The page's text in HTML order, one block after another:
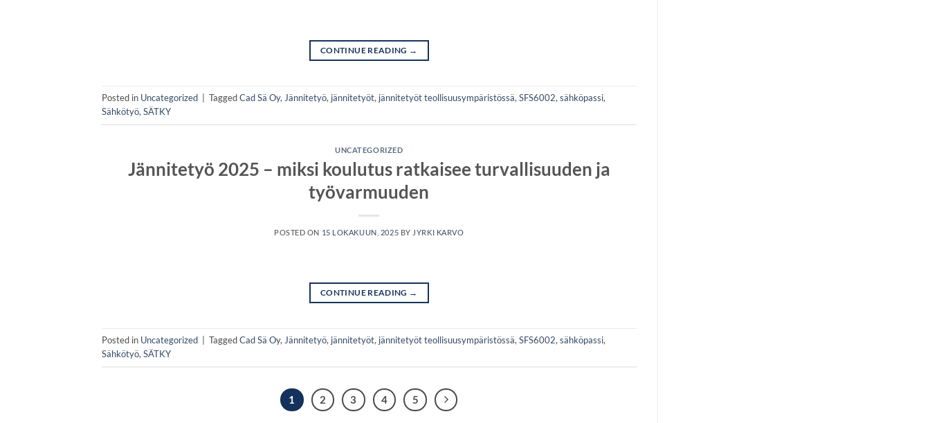
CONTINUE READING →
Posted in Uncategorized TaggedCad Sä Oy,Jännitetyö, jännitetyöt, jännitetyöt teollisuusympäristössä,SFS6002,sähköpassi,
Sähkötyö,SÄTKY
UNCATEGORIZED
Jännitetyö 2025 – miksi koulutus ratkaisee turvallisuuden ja
työvarmuuden
POSTED ON 15 LOKAKUUN, 2025 BY JYRKI KARVO
CONTINUE READING →
Posted in Uncategorized TaggedCad Sä Oy, Jännitetyö, jännitetyöt, jännitetyöt teollisuusympäristössä, SFS6002, sähköpassi,
Sähkötyö, SÄTKY
1 2 3 4 5